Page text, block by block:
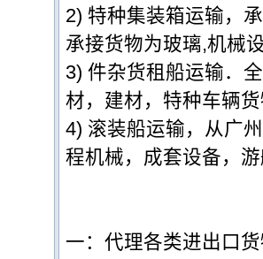
2) 特种集装箱运输，
承接货物为玻璃,机械
3) 件杂货租船运输．
材，建材，特种车辆
4) 滚装船运输，从广
程机械，成套设备，
一：代理各类进出口